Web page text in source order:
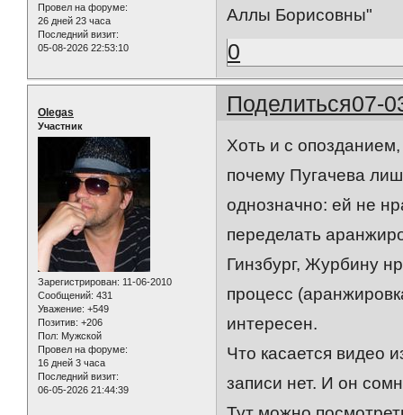
Провел на форуме:
26 дней 23 часа
Последний визит:
05-08-2026 22:53:10
Аллы Борисовны"
0
Поделиться07-
Olegas
Участник
Зарегистрирован: 11-06-2010
Сообщений: 431
Уважение: +549
Позитив: +206
Пол: Мужской
Провел на форуме:
16 дней 3 часа
Последний визит:
06-05-2026 21:44:39
Хоть и с
почему Пугачева
однозначно: ей не
переделать
Гинзбург, Журбину
процесс
интересен.
Что касается видео
записи нет. И он